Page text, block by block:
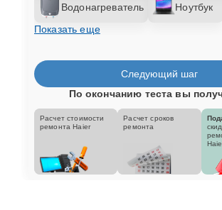
Водонагреватель
Ноутбук
Показать еще
Следующий шаг
По окончанию теста вы
Расчет стоимости
ремонта Haier
Расчет сроков
ремонта